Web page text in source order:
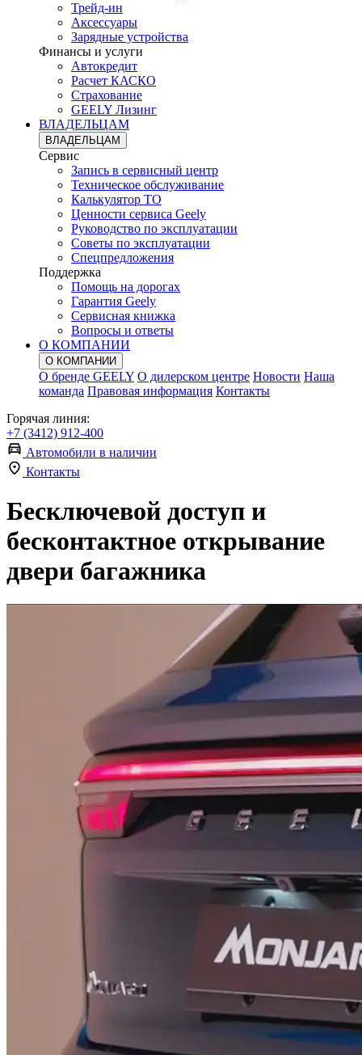
Трейд-ин
Аксессуары
Зарядные устройства
Финансы и услуги
Автокредит
Расчет КАСКО
Страхование
GEELY Лизинг
ВЛАДЕЛЬЦАМ
ВЛАДЕЛЬЦАМ
Сервис
Запись в сервисный центр
Техническое обслуживание
Калькулятор ТО
Ценности сервиса Geely
Руководство по эксплуатации
Советы по эксплуатации
Спецпредложения
Поддержка
Помощь на дорогах
Гарантия Geely
Сервисная книжка
Вопросы и ответы
О КОМПАНИИ
О КОМПАНИИ
О бренде GEELY О дилерском центре Новости Наша
команда Правовая информация Контакты
Горячая линия:
+7 (3412) 912-400
Автомобили в наличии
Контакты
Бесключевой доступ и
бесконтактное открывание
двери багажника